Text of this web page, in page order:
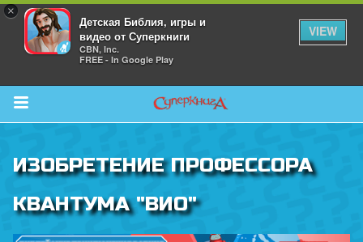
×
Детская Библия, игры и
видео от Суперкниги
CBN, Inc.
FREE - In Google Play
VIEW
Return to Content
ИЗОБРЕТЕНИЕ ПРОФЕССОРА
КВАНТУМА "ВИО"